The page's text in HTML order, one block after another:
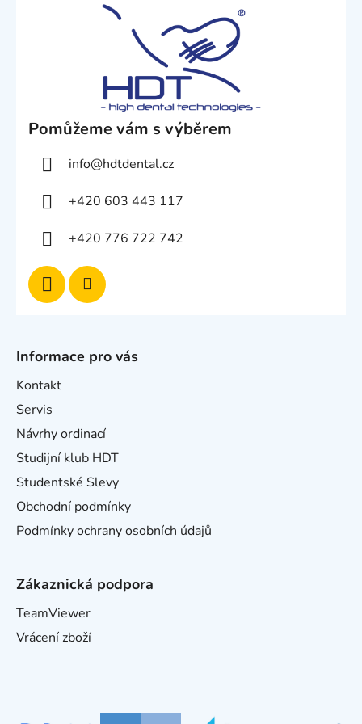
Pomůžeme vám s výběrem
info@hdtdental.cz
+420 603 443 117
+420 776 722 742
Informace pro vás
Kontakt
Servis
Návrhy ordinací
Studijní klub HDT
Studentské Slevy
Obchodní podmínky
Podmínky ochrany osobních údajů
Zákaznická podpora
TeamViewer
Vrácení zboží